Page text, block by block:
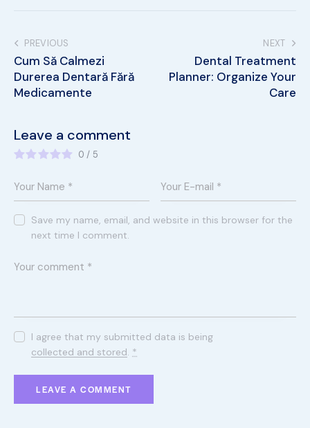
PREVIOUS
Cum Să Calmezi
Durerea Dentară Fără
Medicamente
NEXT
Dental Treatment
Planner: Organize Your
Care
Leave a comment
0 / 5
Save my name, email, and website in this browser for the
next time I comment.
I agree that my submitted data is being
collected and stored. *